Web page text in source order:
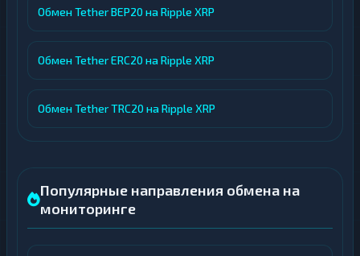
Обмен Tether BEP20 на Ripple XRP
Обмен Tether ERC20 на Ripple XRP
Обмен Tether TRC20 на Ripple XRP
Популярные направления обмена на
мониторинге